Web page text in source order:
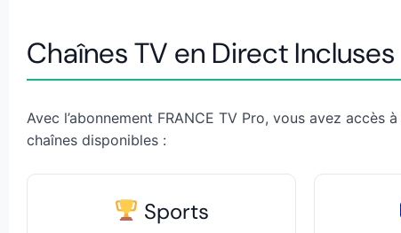
Chaînes TV en Direct Incluses
Avec l’abonnement FRANCE TV Pro, vous avez
chaînes disponibles :
Sports